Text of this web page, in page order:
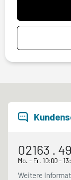
02163 .
Mo. - Fr. 10:00 -
Weitere